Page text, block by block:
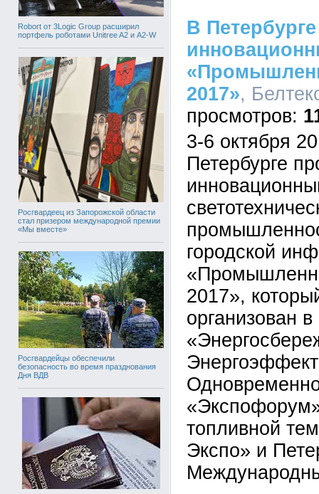
Robort от 3Logic Group расширил
портфель роботами Unitree A2 и A2-W
Росгвардеец из Запорожской области
стал призером международной премии
«Мы вместе»
Росгвардейцы обеспечили
безопасность во время празднования
Дня ВДВ
В
2017»,
3-6 октября
Петербурге
городской
2017»,
организован
топливной
Экспо» и